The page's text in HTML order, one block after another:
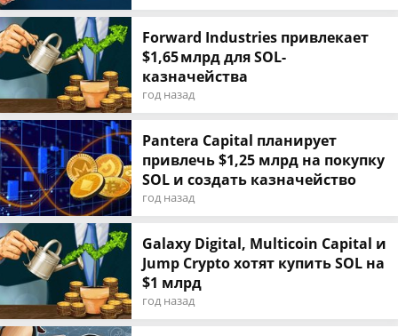
Forward Industries привлекает
$1,65 млрд для SOL-
казначейства
год назад
Pantera Capital планирует
привлечь $1,25 млрд на покупку
SOL и создать казначейство
год назад
Galaxy Digital, Multicoin Capital и
Jump Crypto хотят купить SOL на
$1 млрд
год назад